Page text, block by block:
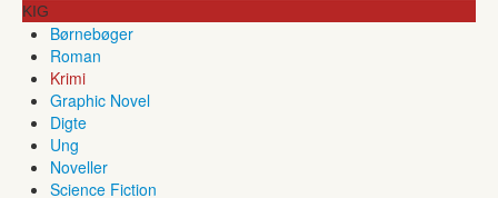
KIG
Børnebøger
Roman
Krimi
Graphic Novel
Digte
Ung
Noveller
Science Fiction